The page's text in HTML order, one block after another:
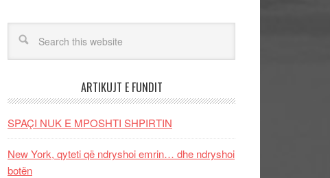
ARTIKUJT E FUNDIT
SPAÇI NUK E MPOSHTI SHPIRTIN
New York, qyteti që ndryshoi emrin… dhe ndryshoi
botën